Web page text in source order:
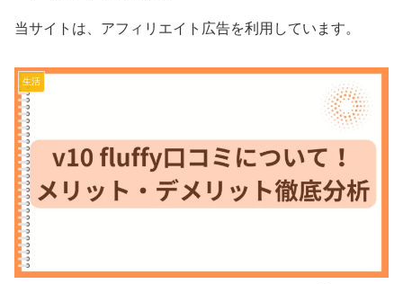
当サイトは、アフィリエイト広告を利用しています。
生活